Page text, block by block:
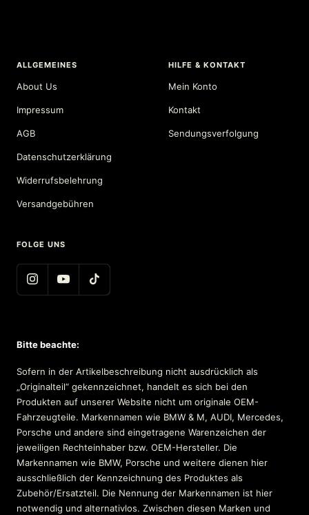
ALLGEMEINES
About Us
Impressum
AGB
Datenschutzerklärung
Widerrufsbelehrung
Versandgebühren
HILFE & KONTAKT
Mein Konto
Kontakt
Sendungsverfolgung
FOLGE UNS
Bitte beachte:
Sofern in der Artikelbeschreibung nicht ausdrücklich als
„Originalteil“ gekennzeichnet, handelt es sich bei den
Produkten auf unserer Website nicht um originale OEM-
Fahrzeugteile. Markennamen wie BMW & M, AUDI, Mercedes,
Porsche und andere sind eingetragene Warenzeichen der
jeweiligen Rechteinhaber bzw. OEM-Hersteller. Die
Markennamen wie BMW, Porsche und weitere dienen hier
ausschließlich der Kennzeichnung des Produktes als
Zubehör/Ersatzteil. Die Nennung der Markennamen ist hier
notwendig und alternativlos. Zwischen diesen Marken und